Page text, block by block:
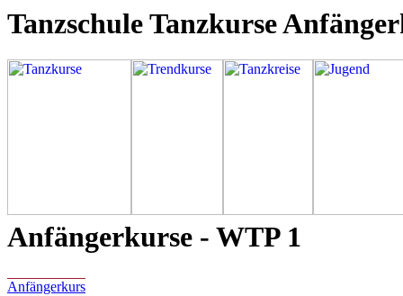
Tanzschule Tanzkurse
Anfängerkurse - WTP 1
Anfängerkurs